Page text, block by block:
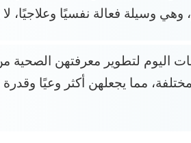
وسيلة فعالة نفسيًا وعلاجيًا،
اليوم لتطوير معرفتهن الصحية
مما يجعلهن أكثر وعيًا